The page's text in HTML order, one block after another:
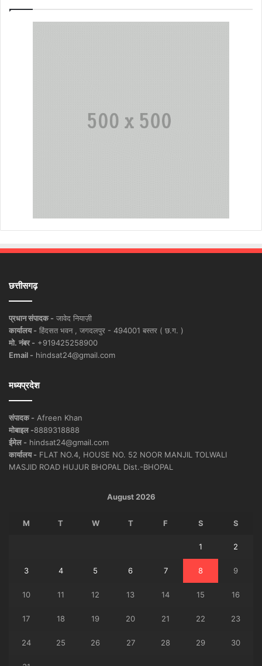
छत्तीसगढ़
प्रधान संपादक - जावेद नियाज़ी
कार्यालय - हिंदसत भवन , जगदलपुर - 494001 बस्तर ( छ.ग. )
मो. नंबर - +919425258900
Email - hindsat24@gmail.com
मध्यप्रदेश
संपादक - Afreen Khan
मोबाइल -8889318888
ईमेल - hindsat24@gmail.com
कार्यालय - FLAT NO.4, HOUSE NO. 52 NOOR MANJIL TOLWALI
MASJID ROAD HUJUR BHOPAL Dist.-BHOPAL
August 2026
M T W T F S S
1 2
3 4 5 6 7 8 9
10 11 12 13 14 15 16
17 18 19 20 21 22 23
24 25 26 27 28 29 30